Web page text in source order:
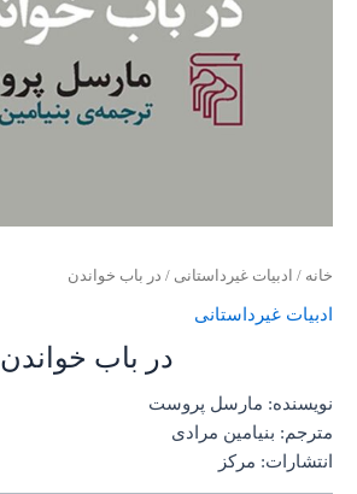
خانه / ادبیات غیرداستانی / در باب خواندن
ادبیات غیرداستانی
در باب خواندن
نویسنده: مارسل پروست
مترجم: بنیامین مرادی
انتشارات: مرکز